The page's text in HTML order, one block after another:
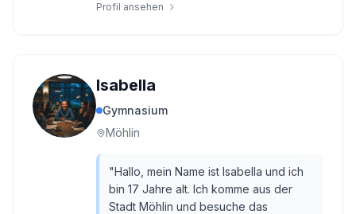
Profil ansehen
Isabella
Gymnasium
Möhlin
"Hallo, mein Name ist Isabella und ich
bin 17 Jahre alt. Ich komme aus der
Stadt Möhlin und besuche das